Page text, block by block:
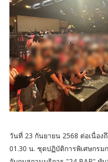
วันที่ 23 กันยายน 2568 ต่อเนื่อง
01.30 น. ชุดปฏิบัติการพิเศษกรม